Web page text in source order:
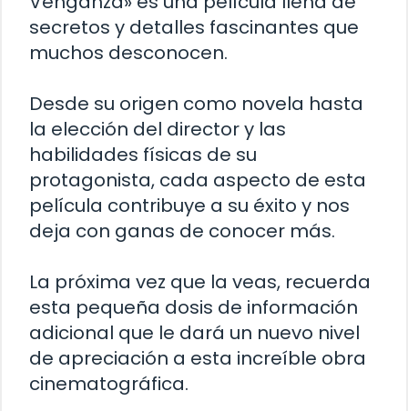
secretos y detalles fascinantes que
muchos desconocen.
Desde su origen como novela hasta
la elección del director y las
habilidades físicas de su
protagonista, cada aspecto de esta
película contribuye a su éxito y nos
deja con ganas de conocer más.
La próxima vez que la veas, recuerda
esta pequeña dosis de información
adicional que le dará un nuevo nivel
de apreciación a esta increíble obra
cinematográfica.